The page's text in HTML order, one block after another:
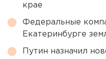
крае
Федеральные
Екатеринбурге
Путин назначил